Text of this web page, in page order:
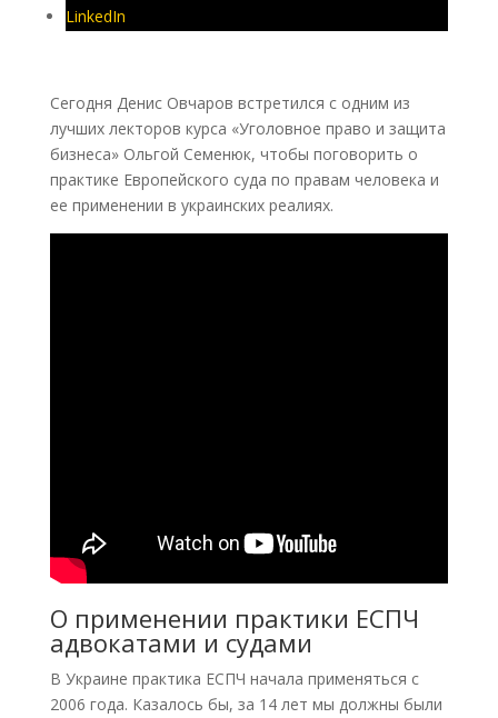
LinkedIn
Сегодня Денис Овчаров встретился с одним из
лучших лекторов курса «Уголовное право и защита
бизнеса» Ольгой Семенюк, чтобы поговорить о
практике Европейского суда по правам человека и
ее применении в украинских реалиях.
О применении практики ЕСПЧ
адвокатами и судами
В Украине практика ЕСПЧ начала применяться с
2006 года. Казалось бы, за 14 лет мы должны были